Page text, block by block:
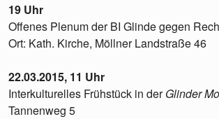
19 Uhr
Offenes Plenum der BI Glinde gegen
Ort: Kath. Kirche, Möllner Landstraße 46
22.03.2015, 11 Uhr
Interkulturelles Frühstück in derGlinder
Tannenweg 5